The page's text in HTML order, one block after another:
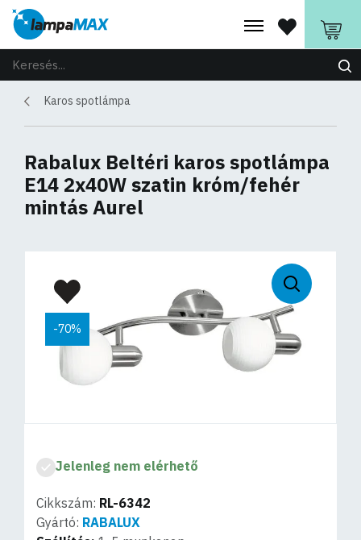
Karos spotlámpa
Rabalux Beltéri karos spotlámpa
E14 2x40W szatin króm/fehér
mintás Aurel
-70%
Jelenleg nem elérhető
Cikkszám: RL-6342
Gyártó: RABALUX